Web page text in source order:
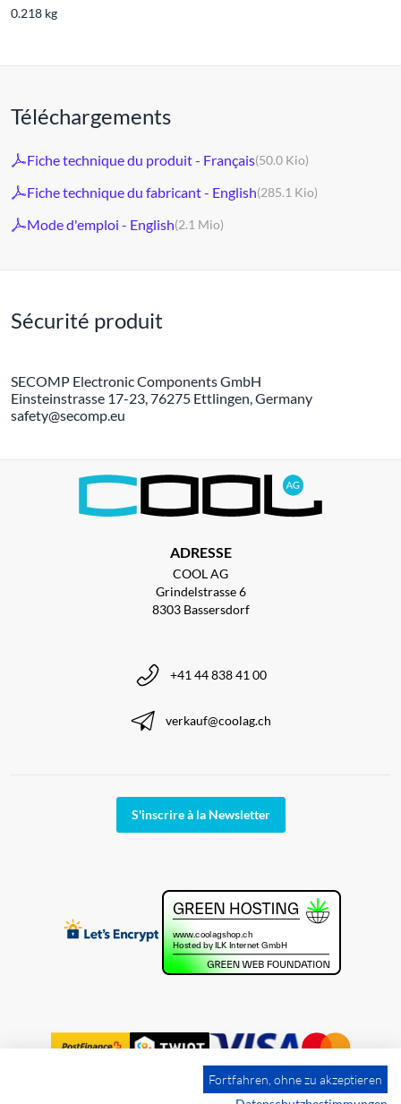
0.218 kg
Téléchargements
Fiche technique du produit - Français(50.0 Kio)
Fiche technique du fabricant - English(285.1 Kio)
Mode d'emploi - English(2.1 Mio)
Sécurité produit
SECOMP Electronic Components GmbH
Einsteinstrasse 17-23, 76275 Ettlingen, Germany
safety@secomp.eu
ADRESSE
COOL AG
Grindelstrasse 6
8303 Bassersdorf
+41 44 838 41 00
verkauf@coolag.ch
S'inscrire à la Newsletter
Fortfahren, ohne zu akzeptieren